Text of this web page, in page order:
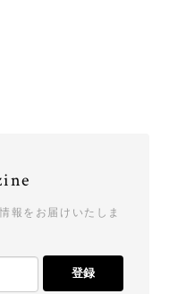
報をお届けいたしま
登録